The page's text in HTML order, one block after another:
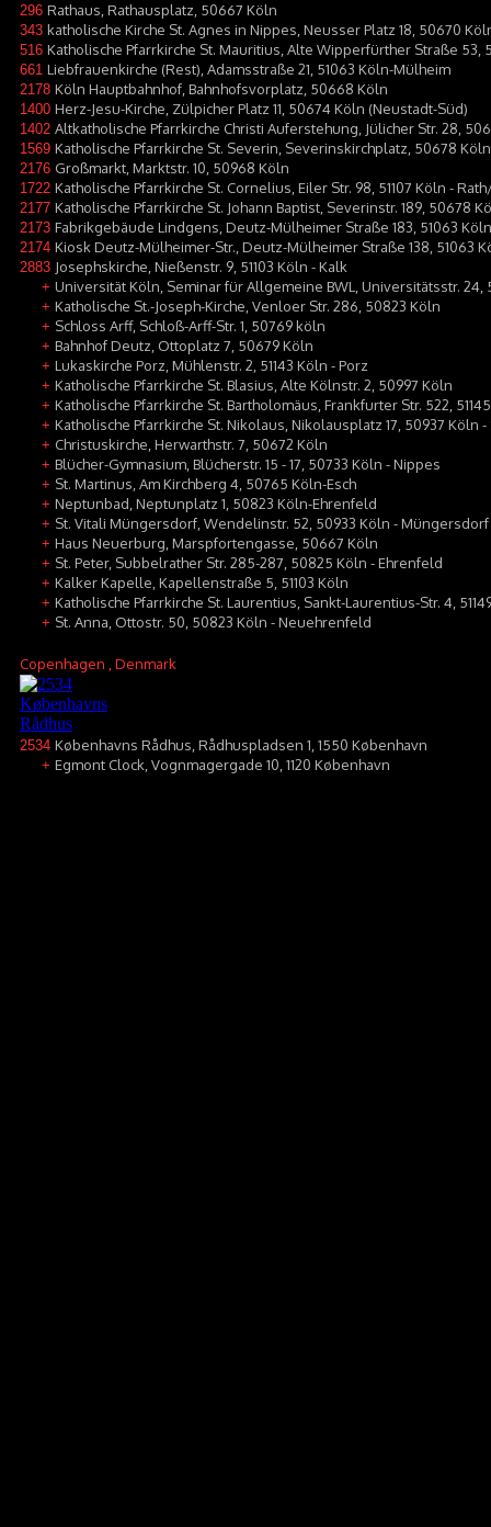
296 Rathaus, Rathausplatz, 50667 Köln
343 katholische Kirche St. Agnes in Nippes, Neusser Platz 18, 50670
516 Katholische Pfarrkirche St. Mauritius, Alte Wipperfürther Straße 53,
661 Liebfrauenkirche (Rest), Adamsstraße 21, 51063 Köln-Mülheim
2178 Köln Hauptbahnhof, Bahnhofsvorplatz, 50668 Köln
1400 Herz-Jesu-Kirche, Zülpicher Platz 11, 50674 Köln (Neustadt-Süd)
1402 Altkatholische Pfarrkirche Christi Auferstehung, Jülicher Str. 28,
1569 Katholische Pfarrkirche St. Severin, Severinskirchplatz, 50678 Köln
2176 Großmarkt, Marktstr. 10, 50968 Köln
1722 Katholische Pfarrkirche St. Cornelius, Eiler Str. 98, 51107 Köln -
2177 Katholische Pfarrkirche St. Johann Baptist, Severinstr. 189, 50678
2173 Fabrikgebäude Lindgens, Deutz-Mülheimer Straße 183, 51063 Köln
2174 Kiosk Deutz-Mülheimer-Str., Deutz-Mülheimer Straße 138, 51063
2883 Josephskirche, Nießenstr. 9, 51103 Köln - Kalk
+ Universität Köln, Seminar für Allgemeine BWL, Universitätsstr. 24,
+ Katholische St.-Joseph-Kirche, Venloer Str. 286, 50823 Köln
+ Schloss Arff, Schloß-Arff-Str. 1, 50769 köln
+ Bahnhof Deutz, Ottoplatz 7, 50679 Köln
+ Lukaskirche Porz, Mühlenstr. 2, 51143 Köln - Porz
+ Katholische Pfarrkirche St. Blasius, Alte Kölnstr. 2, 50997 Köln
+ Katholische Pfarrkirche St. Bartholomäus, Frankfurter Str. 522,
+ Katholische Pfarrkirche St. Nikolaus, Nikolausplatz 17, 50937 Köln -
+ Christuskirche, Herwarthstr. 7, 50672 Köln
+ Blücher-Gymnasium, Blücherstr. 15 - 17, 50733 Köln - Nippes
+ St. Martinus, Am Kirchberg 4, 50765 Köln-Esch
+ Neptunbad, Neptunplatz 1, 50823 Köln-Ehrenfeld
+ St. Vitali Müngersdorf, Wendelinstr. 52, 50933 Köln - Müngersdorf
+ Haus Neuerburg, Marspfortengasse, 50667 Köln
+ St. Peter, Subbelrather Str. 285-287, 50825 Köln - Ehrenfeld
+ Kalker Kapelle, Kapellenstraße 5, 51103 Köln
+ Katholische Pfarrkirche St. Laurentius, Sankt-Laurentius-Str. 4,
+ St. Anna, Ottostr. 50, 50823 Köln - Neuehrenfeld
Copenhagen , Denmark
2534 Københavns Rådhus, Rådhuspladsen 1, 1550 København
+ Egmont Clock, Vognmagergade 10, 1120 København